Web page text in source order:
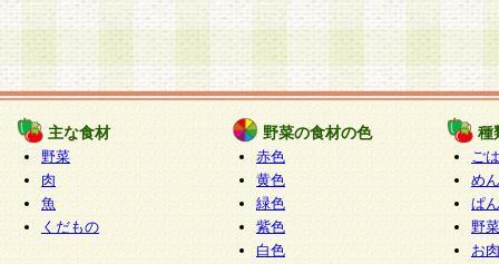
主な食材
野菜
肉
魚
くだもの
野菜の食材の色
赤色
黄色
緑色
紫色
白色
種
ご
めん
ぱん
野
お